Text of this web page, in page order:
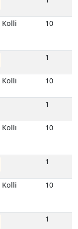
1
Kolli 10
1
Kolli 10
1